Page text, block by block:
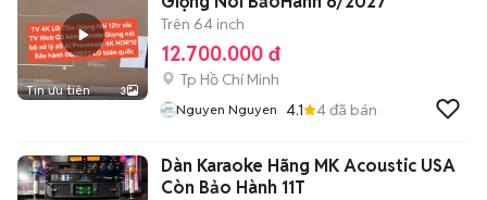
Tin ưu tiên 3
Trên 64 inch
12.700.000 đ
Tp Hồ Chí Minh
Nguyen Nguyen 4.1 4đã bán
Dàn Karaoke Hãng MK Acoustic USA
Còn Bảo Hành 11T